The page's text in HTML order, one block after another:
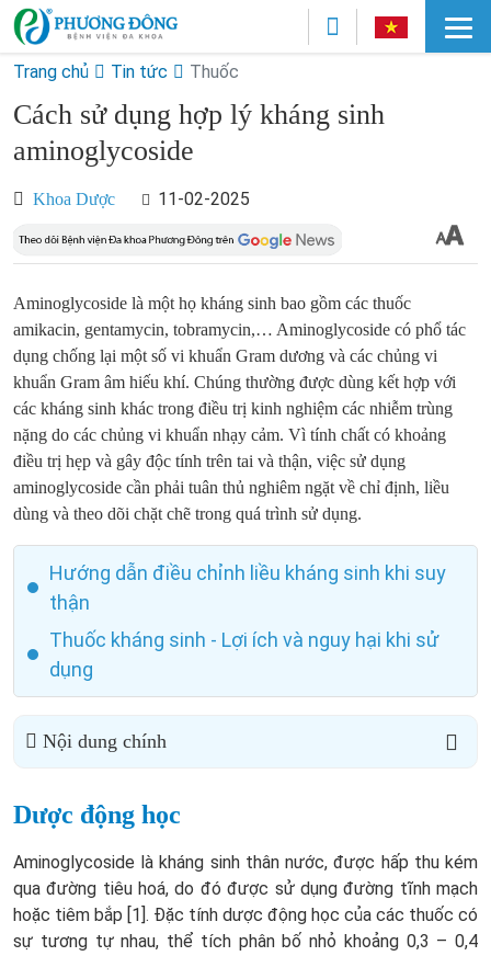
Trang chủ Tin tức Thuốc
Cách sử dụng hợp lý kháng sinh
aminoglycoside
Khoa Dược 11-02-2025
Aminoglycoside là một họ kháng sinh bao gồm các thuốc
amikacin, gentamycin, tobramycin,… Aminoglycoside có phổ tác
dụng chống lại một số vi khuẩn Gram dương và các chủng vi
khuẩn Gram âm hiếu khí. Chúng thường được dùng kết hợp với
các kháng sinh khác trong điều trị kinh nghiệm các nhiễm trùng
nặng do các chủng vi khuẩn nhạy cảm. Vì tính chất có khoảng
điều trị hẹp và gây độc tính trên tai và thận, việc sử dụng
aminoglycoside cần phải tuân thủ nghiêm ngặt về chỉ định, liều
dùng và theo dõi chặt chẽ trong quá trình sử dụng.
Hướng dẫn điều chỉnh liều kháng sinh khi suy
thận
Thuốc kháng sinh - Lợi ích và nguy hại khi sử
dụng
Nội dung chính
Dược động học
Aminoglycoside là kháng sinh thân nước, được hấp thu kém
qua đường tiêu hoá, do đó được sử dụng đường tĩnh mạch
hoặc tiêm bắp [1]. Đặc tính dược động học của các thuốc có
sự tương tự nhau, thể tích phân bố nhỏ khoảng 0,3 – 0,4